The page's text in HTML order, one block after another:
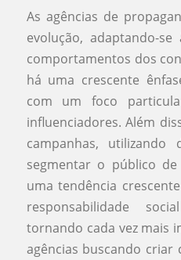
As agências de
evolução, adaptando-
comportamentos dos
há uma crescente
com um foco
influenciadores. Além
campanhas,
segmentar o público
uma tendência
responsabilidade
tornando cada vez mais
agências buscando criar